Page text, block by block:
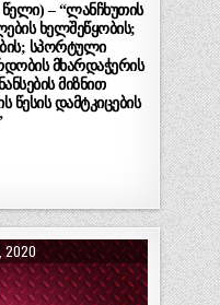
წელი) – “ლანჩხუთის
ხელშეწყობის;
სპორტული
მხარდაჭერის
მიზნით
წესის დამტკიცების
2020